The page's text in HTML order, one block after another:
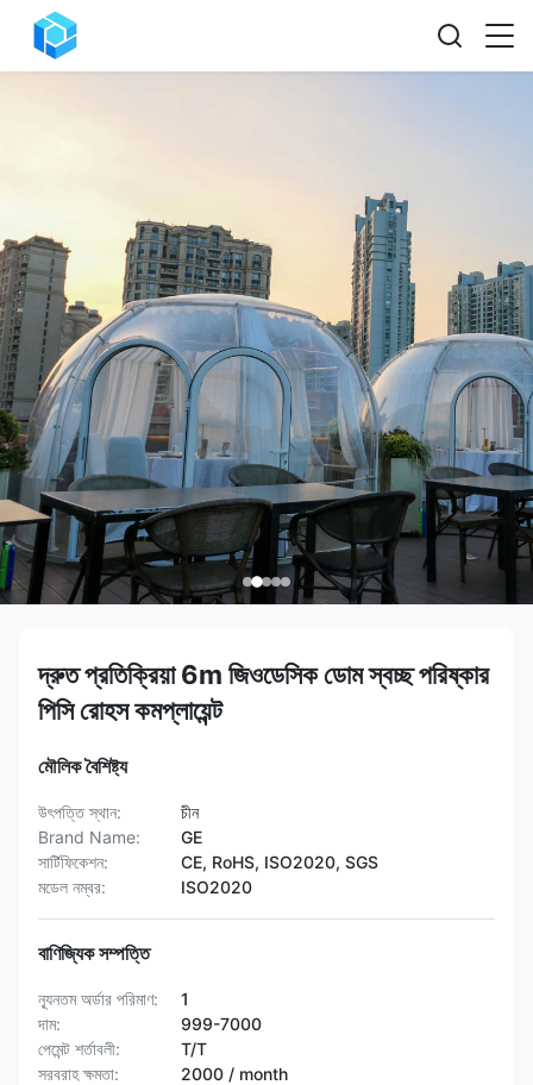
দ্রুত প্রতিক্রিয়া 6m জিওডেসিক ডোম স্বচ্ছ পরিষ্কার
পিসি রোহস কমপ্লায়েন্ট
মৌলিক বৈশিষ্ট্য
উৎপত্তি স্থান:
চীন
Brand Name:
GE
সার্টিফিকেশন:
CE, RoHS, ISO2020, SGS
মডেল নম্বর:
ISO2020
বাণিজ্যিক সম্পত্তি
ন্যূনতম অর্ডার পরিমাণ:
1
দাম:
999-7000
পেমেন্ট শর্তাবলী:
T/T
সরবরাহ ক্ষমতা:
2000 / month